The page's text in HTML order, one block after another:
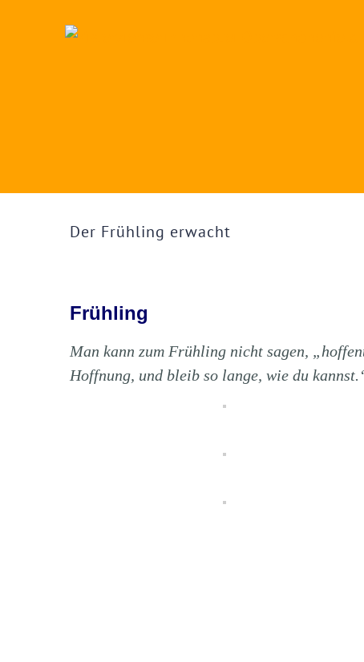
grösseres
Der Frühling erwacht
Frühling
Man kann zum Frühling nicht sagen,
Hoffnung, und bleib so lange, wie du